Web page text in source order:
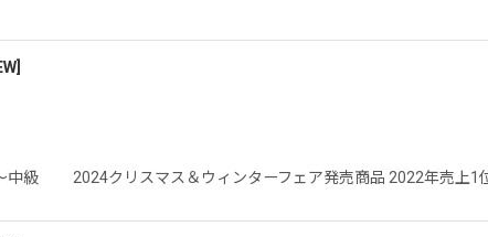
中級 2024クリスマス＆ウィンターフェア発売商品 2022年売上1